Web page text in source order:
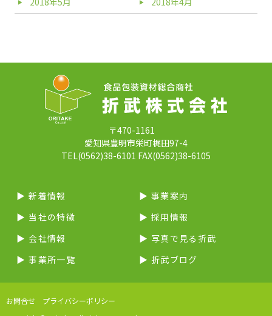
〒470-1161
愛知県豊明市栄町梶田97-4
TEL(0562)38-6101 FAX(0562)38-6105
▶︎ 新着情報
▶︎ 当社の特徴
▶︎ 会社情報
▶︎ 事業所一覧
▶︎ 事業案内
▶︎ 採用情報
▶︎ 写真で見る折武
▶︎ 折武ブログ
お問合せ
プライバシーポリシー